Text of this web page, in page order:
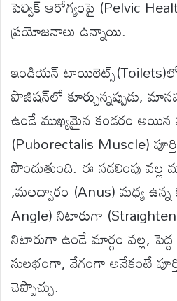
పెల్విక్ ఆరోగ్యంపై (Pelvic
ప్రయోజనాలు ఉన్నాయి.
ఇండియన్ టాయిలెట్స్‌(Toilets)లో
పొజిషన్‌లో కూర్చున్నప్పుడు,
ఉండే ముఖ్యమైన కండరం అయిన
(Puborectalis Muscle)
పొందుతుంది. ఈ సడలింపు
,మలద్వారం (Anus) మధ్య
Angle) నిటారుగా
నిటారుగా ఉండే మార్గం వల్ల,
సులభంగా, వేగంగా అనేకంటే
చెప్పొచ్చు.